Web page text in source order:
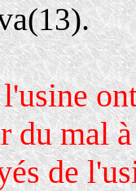
(13).
mal
de